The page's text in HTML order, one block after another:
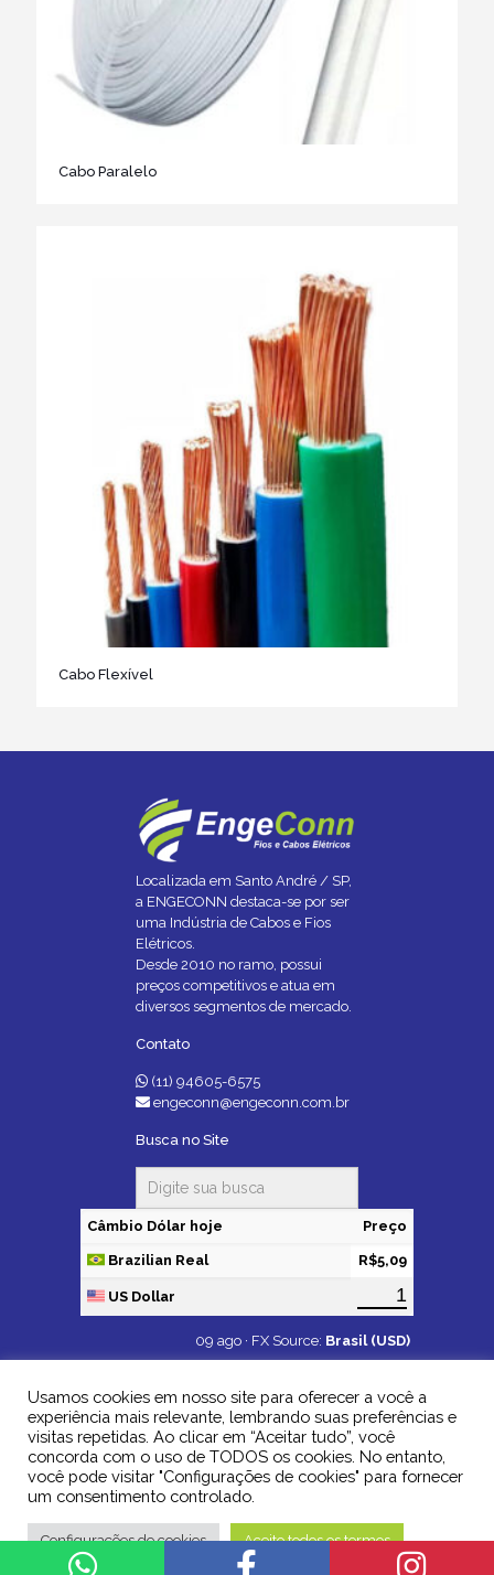
Cabo Paralelo
Cabo Flexível
Localizada em Santo André / SP,
a ENGECONN destaca-se por ser
uma Indústria de Cabos e Fios
Elétricos.
Desde 2010 no ramo, possui
preços competitivos e atua em
diversos segmentos de mercado.
Contato
(11) 94605-6575
engeconn@engeconn.com.br
Busca no Site
Câmbio Dólar hoje Preço
Brazilian Real R$5,09
US Dollar
09 ago · FX Source: Brasil (USD)
©2024 Engeconn - Fios e Cabos Elétricos. Todos os direitos
reservados.
Usamos cookies em nosso site para oferecer a você a
experiência mais relevante, lembrando suas preferências e
visitas repetidas. Ao clicar em “Aceitar tudo”, você
concorda com o uso de TODOS os cookies. No entanto,
você pode visitar "Configurações de cookies" para fornecer
um consentimento controlado.
Configurações de cookies Aceito todos os termos